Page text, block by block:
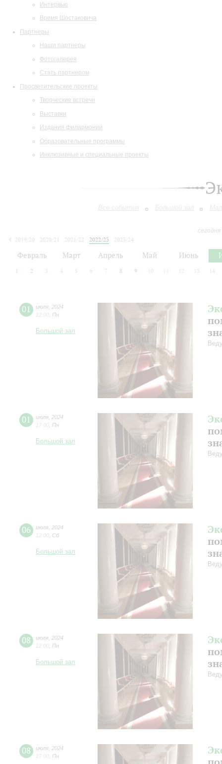
Интервью
Время Шостаковича
Партнеры
Наши партнеры
Фотогалерея
Стать партнером
Просветительские проекты
Творческие встречи
Выставки
Издания филармонии
Образовательные программы
Инклюзивные и специальные проекты
Все события Большой зал
2019/20
2020/21 2021/22 2022/23
2023/24
Февраль Март Апрель Май Июнь
1 2 3 4 5 6 7 8 9 10 12 13 14
01 июля 2024
12:00 Пн
Большой зал
01 июля 2024
17:00 Пн
Большой зал
06 июля 2024
12:00 Сб
Большой зал
08 июля 2024
12:00 Пн
Большой зал
08 июля 2024
17:00 Пн